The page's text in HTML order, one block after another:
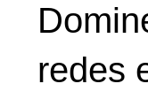
redes